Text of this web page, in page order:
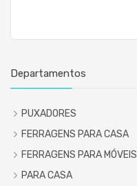
Departamentos
PUXADORES
FERRAGENS PARA CASA
FERRAGENS PARA MÓVEIS
PARA CASA